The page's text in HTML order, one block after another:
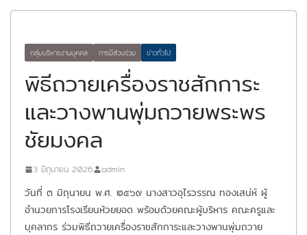
กลุ่มบริหารงานบุคคล การมีส่วนร่วม ข่าวทั่วไป
พิธีถวายเครื่องราชสักการะ
และวางพานพุ่มถวายพระพร
ชัยมงคล
3 มิถุนายน 2026 admin
วันที่ ๓ มิถุนายน พ.ศ. ๒๕๖๙ นางสาวอุไรวรรณ ทองเสน่ห์ ผู้
อำนวยการโรงเรียนห้วยยอด พร้อมด้วยคณะผู้บริหาร คณะครูและ
บุคลากร ร่วมพิธีถวายเครื่องราชสักการะและวางพานพุ่มถวาย